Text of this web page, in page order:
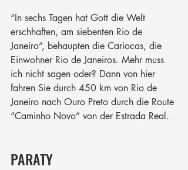
“In sechs Tagen hat Gott die Welt
erschhaften, am siebenten Rio de
Janeiro”, behaupten die Cariocas, die
Einwohner Rio de Janeiros. Mehr muss
ich nicht sagen oder? Dann von hier
fahren Sie durch 450 km von Rio de
Janeiro nach Ouro Preto durch die Route
“Caminho Novo” von der Estrada Real.
PARATY